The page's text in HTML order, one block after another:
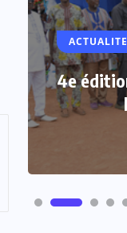
ACTUALITE
4e
députés